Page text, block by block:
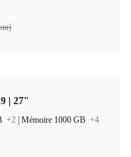
| 27"
+2 Mémoire 1000 GB +4